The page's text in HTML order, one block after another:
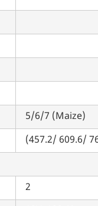
5/6/7 (Maize)
(457.2/ 609.6/
2
के लिए*
मोबाइल नंबर दर्ज करें*
दर्ज करें